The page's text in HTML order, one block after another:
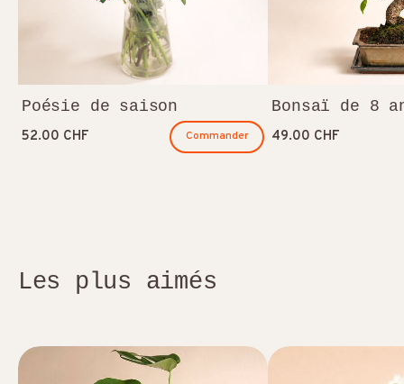
Poésie de saison
52.00 CHF Commander
Bonsaï de 8
49.00 CHF
Les plus aimés